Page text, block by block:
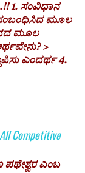
1. ಸಂವಿಧಾನ
ಸಂಬಂಧಿಸಿದ ಮೂಲ
ಮೂಲ
>
ಎಂದರ್ಥ 4.
Competitive
ಪಥೇಶ್ವರ ಎಂಬ